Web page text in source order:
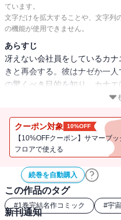
ています。
文字だけを拡大することや、文字列
の機能が使用できません。
あらすじ
冴えない会社員をしているカ
きと再会する。彼はナゼか一
の驚くべき目的を知り、カナ
にロケット開発をすることに
をアフタヌーン誌上に発表し
つ初長編漫画！
クーポン対象 10%OFF
【10%OFFクーポン】サマーブ
フロアで使える
続巻を自動購入
この作品のタグ
#1巻完結名作コミック #宇
新刊通知